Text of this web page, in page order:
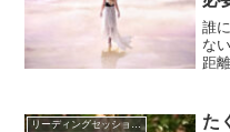
誰
な
距
た